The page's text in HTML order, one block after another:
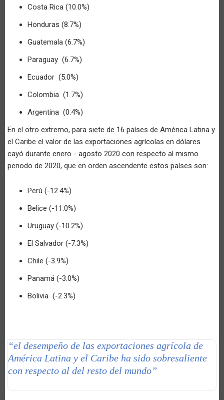
Costa Rica (10.0%)
Honduras (8.7%)
Guatemala (6.7%)
Paraguay (6.7%)
Ecuador (5.0%)
Colombia (1.7%)
Argentina (0.4%)
En el otro extremo, para siete de 16 países de América Latina y
el Caribe el valor de las exportaciones agrícolas en dólares
cayó durante enero - agosto 2020 con respecto al mismo
periodo de 2020, que en orden ascendente estos países son:
Perú (-12.4%)
Belice (-11.0%)
Uruguay (-10.2%)
El Salvador (-7.3%)
Chile (-3.9%)
Panamá (-3.0%)
Bolivia (-2.3%)
“el desempeño de las exportaciones agrícola de
América Latina y el Caribe ha sido sobresaliente
con respecto al del resto del mundo”